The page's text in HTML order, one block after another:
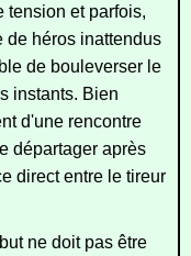
tension et parfois,
de héros inattendus
de bouleverser le
instants. Bien
d'une rencontre
départager après
direct entre le tireur
ne doit pas être